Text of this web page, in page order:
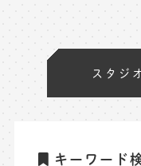
スタジ
キーワード